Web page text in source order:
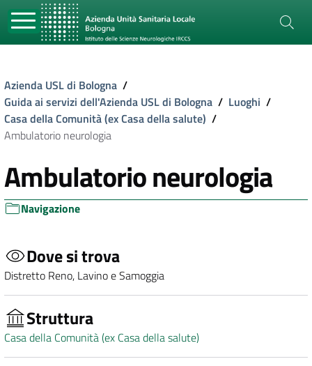
Azienda USL di Bologna /
Guida ai servizi dell'Azienda USL di Bologna / Luoghi /
Casa della Comunità (ex Casa della salute) /
Ambulatorio neurologia
Ambulatorio neurologia
Navigazione
Dove si trova
Distretto Reno, Lavino e Samoggia
Struttura
Casa della Comunità (ex Casa della salute)